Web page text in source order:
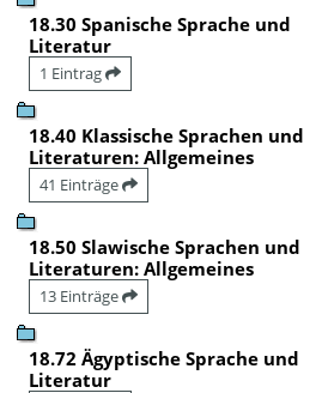
18.30 Spanische Sprache und
Literatur
1 Eintrag
18.40 Klassische Sprachen und
Literaturen: Allgemeines
41 Einträge
18.50 Slawische Sprachen und
Literaturen: Allgemeines
13 Einträge
18.72 Ägyptische Sprache und
Literatur